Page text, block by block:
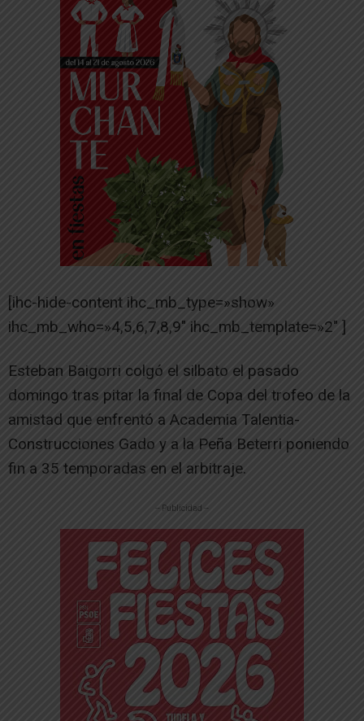
[ihc-hide-content ihc_mb_type=»show»
ihc_mb_who=»4,5,6,7,8,9″ ihc_mb_template=»2″ ]
Esteban Baigorri colgó el silbato el pasado
domingo tras pitar la final de Copa del trofeo de la
amistad que enfrentó a Academia Talentia-
Construcciones Gado y a la Peña Beterri poniendo
fin a 35 temporadas en el arbitraje.
-- Publicidad --